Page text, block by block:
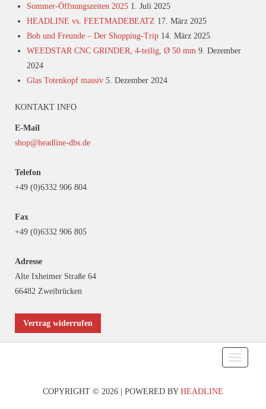
Sommer-Öffnungszeiten 2025 1. Juli 2025
HEADLINE vs. FEETMADEBEATZ 17. März 2025
Bob und Freunde – Der Shopping-Trip 14. März 2025
WEEDSTAR CNC GRINDER, 4-teilig, Ø 50 mm 9. Dezember
2024
Glas Totenkopf massiv 5. Dezember 2024
KONTAKT INFO
E-Mail
shop@headline-dbs.de
Telefon
+49 (0)6332 906 804
Fax
+49 (0)6332 906 805
Adresse
Alte Ixheimer Straße 64
66482 Zweibrücken
Vertrag widerrufen
Toggle
COPYRIGHT © 2026 | POWERED BY HEADLINE